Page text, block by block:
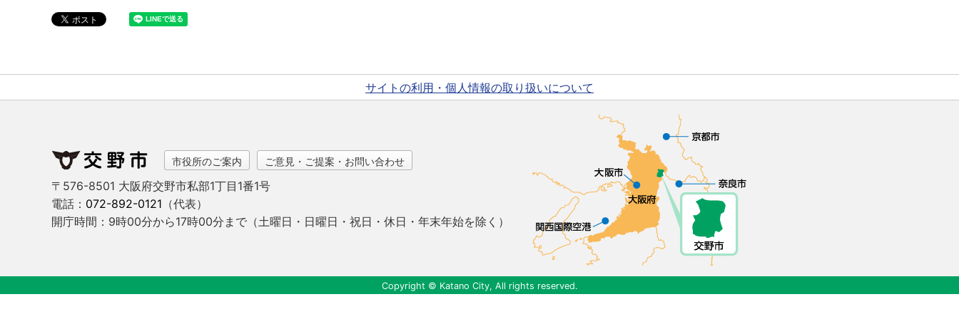
サイトの利用・個人情報の取り扱いについて
市役所のご案内 ご意見・ご提案・お問い合わせ
〒576-8501 大阪府交野市私部1丁目1番1号
電話： 072-892-0121 （代表）
開庁時間：9時00分から17時00分まで （土曜日・日曜日・祝日・休日・年末年始を除く）
Copyright © Katano City, All rights reserved.